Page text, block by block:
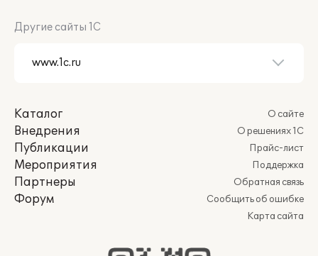
Другие сайты 1С
Каталог
Внедрения
Публикации
Мероприятия
Партнеры
Форум
О сайте
О решениях 1С
Прайс-лист
Поддержка
Обратная связь
Сообщить об ошибке
Карта сайта